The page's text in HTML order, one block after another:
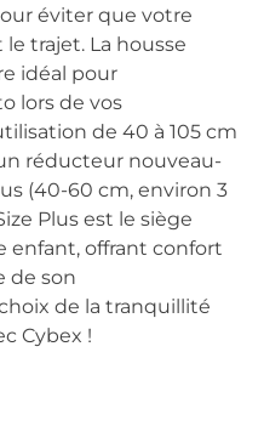
éviter que votre
trajet. La housse
idéal pour
lors de vos
de 40 à 105 cm
réducteur nouveau-
(40-60 cm, environ 3
Plus est le siège
enfant, offrant confort
de son
de la tranquillité
Cybex !